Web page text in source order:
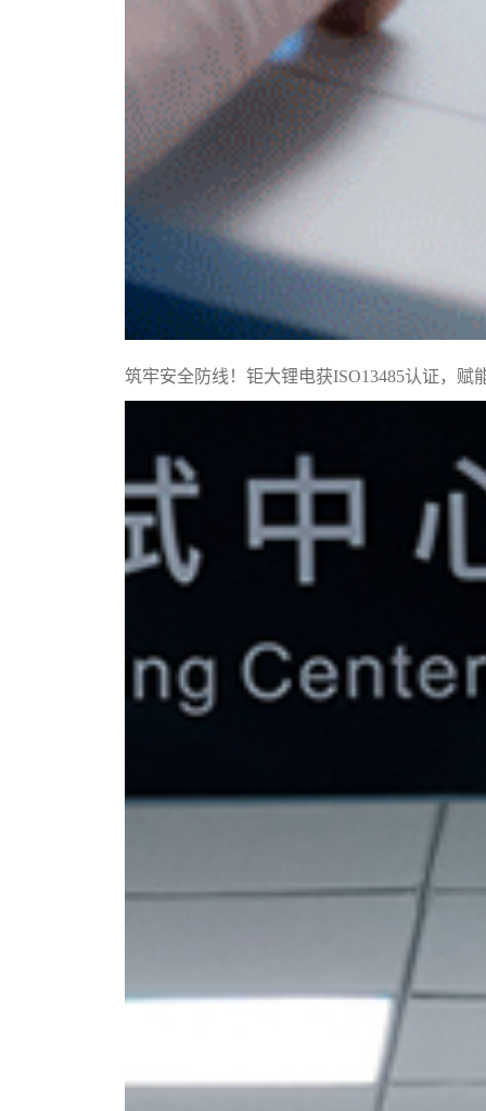
筑牢安全防线！钜大锂电获ISO13485认证，赋